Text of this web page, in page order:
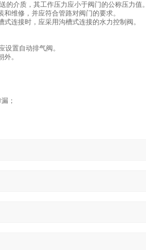
的介质，其工作压力应小于阀门的公称压力值。
维修，并应符合管路对阀门的要求。
连接时，应采用沟槽式连接的水力控制阀。
设置自动排气阀。
。
；